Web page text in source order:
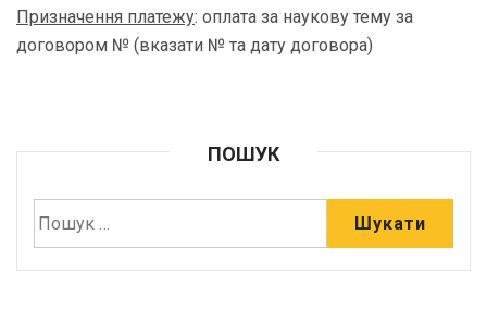
Призначення платежу: оплата за наукову тему за
договором № (вказати № та дату договора)
ПОШУК